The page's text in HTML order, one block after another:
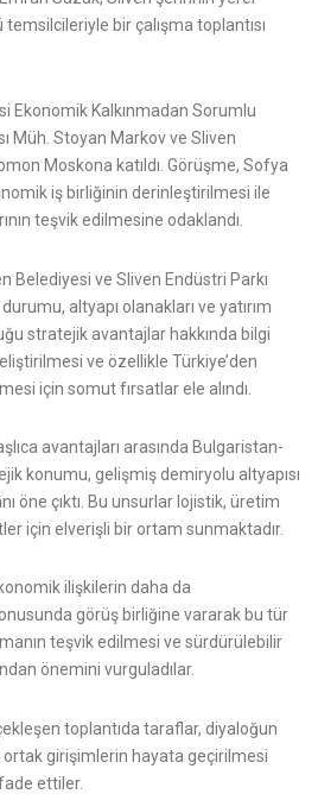
bir çalışma toplantısı
Ekonomik Kalkınmadan Sorumlu
Müh. Stoyan Markov ve Sliven
Moskona katıldı. Görüşme, Sofya
iş birliğinin derinleştirilmesi ile
teşvik edilmesine odaklandı.
Belediyesi ve Sliven Endüstri Parkı
altyapı olanakları ve yatırım
stratejik avantajlar hakkında bilgi
ve özellikle Türkiye’den
için somut fırsatlar ele alındı.
avantajları arasında Bulgaristan-
konumu, gelişmiş demiryolu altyapısı
öne çıktı. Bu unsurlar lojistik, üretim
için elverişli bir ortam sunmaktadır.
ilişkilerin daha da
görüş birliğine vararak bu tür
teşvik edilmesi ve sürdürülebilir
önemini vurguladılar.
toplantıda taraflar, diyaloğun
girişimlerin hayata geçirilmesi
ettiler.